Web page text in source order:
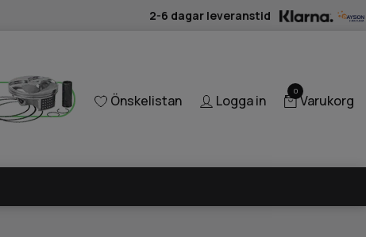
2-6 dagar leveranstid
Önskelistan Logga in
0
Varukorg